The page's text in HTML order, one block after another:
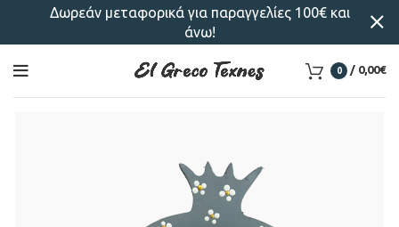
0 / 0,00€
Δωρεάν μεταφορικά για παραγγελίες 100€ και
άνω!